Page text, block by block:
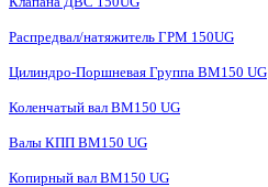
Распредвал/натяжитель ГРМ 150UG
Цилиндро-Поршневая Группа BM150 UG
Коленчатый вал BM150 UG
Валы КПП BM150 UG
Копирный вал BM150 UG